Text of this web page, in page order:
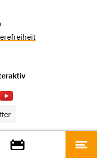
© 2026